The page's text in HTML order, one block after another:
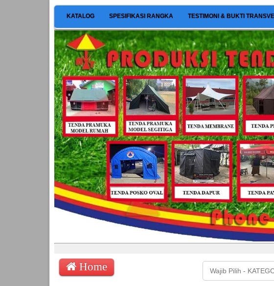
KATALOG SPESIFIKASI RANGKA TESTIMONI & BUKTI
Home